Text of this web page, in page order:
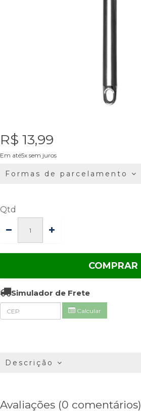
R$ 13,99
Em até5x sem juros
Formas de parcelamento
Qtd
COMPRAR
Simulador de Frete
Calcular
Descrição
Avaliações (0 comentários)